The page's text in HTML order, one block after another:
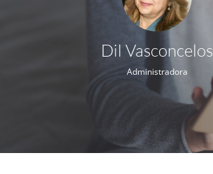
Dil Vasconcelos
Administradora